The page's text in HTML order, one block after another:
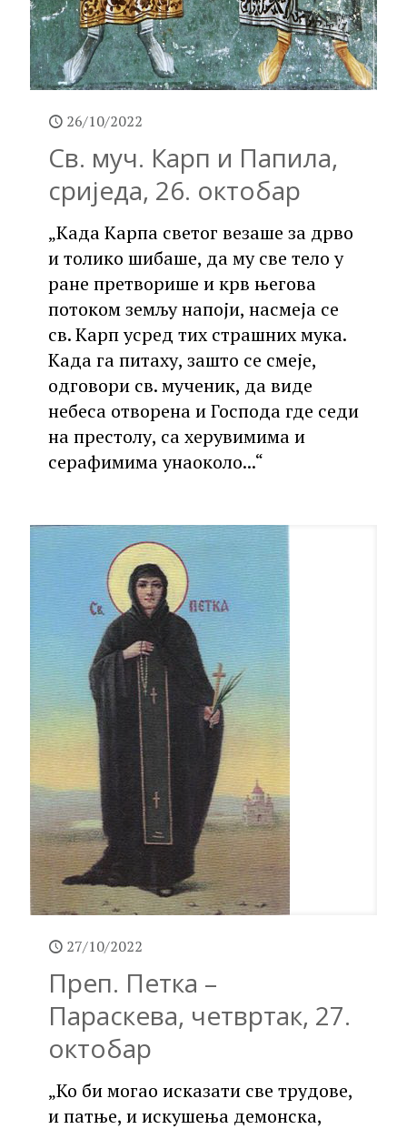
26/10/2022
Св. муч. Карп и Папила,
сриједа, 26. октобар
„Када Карпа светог везаше за дрво
и толико шибаше, да му све тело у
ране претворише и крв његова
потоком земљу напоји, насмеја се
св. Карп усред тих страшних мука.
Када га питаху, зашто се смеје,
одговори св. мученик, да виде
небеса отворена и Господа где седи
на престолу, са херувимима и
серафимима унаоколо...“
27/10/2022
Преп. Петка –
Параскева, четвртак, 27.
октобар
„Ко би могао исказати све трудове,
и патње, и искушења демонска,